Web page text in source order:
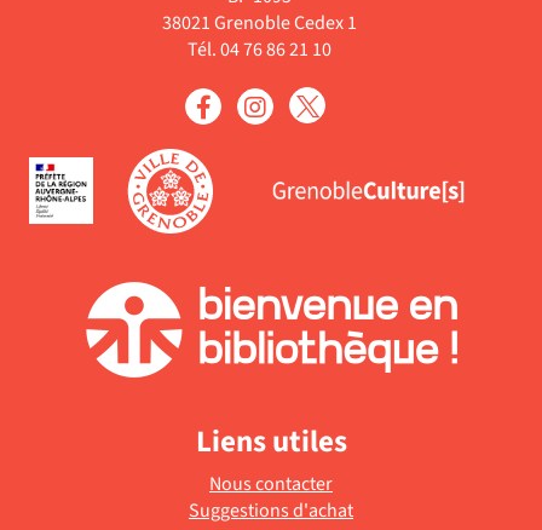
38021 Grenoble Cedex 1
Tél. 04 76 86 21 10
Liens utiles
Nous contacter
Suggestions d'achat